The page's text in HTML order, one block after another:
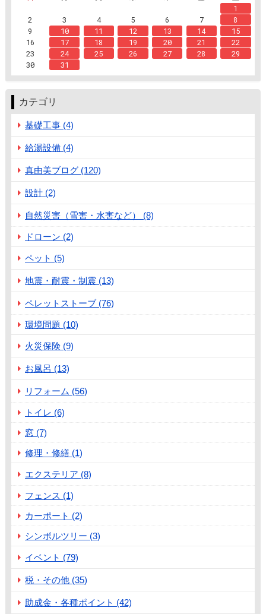
1
2
3 4 5 6 7
8
9
10 11 12 13 14
15
16
17 18 19 20 21
22
23
24 25 26 27 28
29
30
31
カテゴリ
基礎工事 (4)
給湯設備 (4)
真由美ブログ (120)
設計 (2)
自然災害（雪害・水害など） (8)
ドローン (2)
ペット (5)
地震・耐震・制震 (13)
ペレットストーブ (76)
環境問題 (10)
火災保険 (9)
お風呂 (13)
リフォーム (56)
トイレ (6)
窓 (7)
修理・修繕 (1)
エクステリア (8)
フェンス (1)
カーポート (2)
シンボルツリー (3)
イベント (79)
税・その他 (35)
助成金・各種ポイント (42)